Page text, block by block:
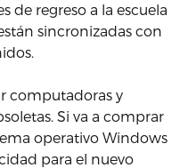
de regreso a la escuela
sincronizadas con
computadoras y
Si va a comprar
operativo Windows
para el nuevo